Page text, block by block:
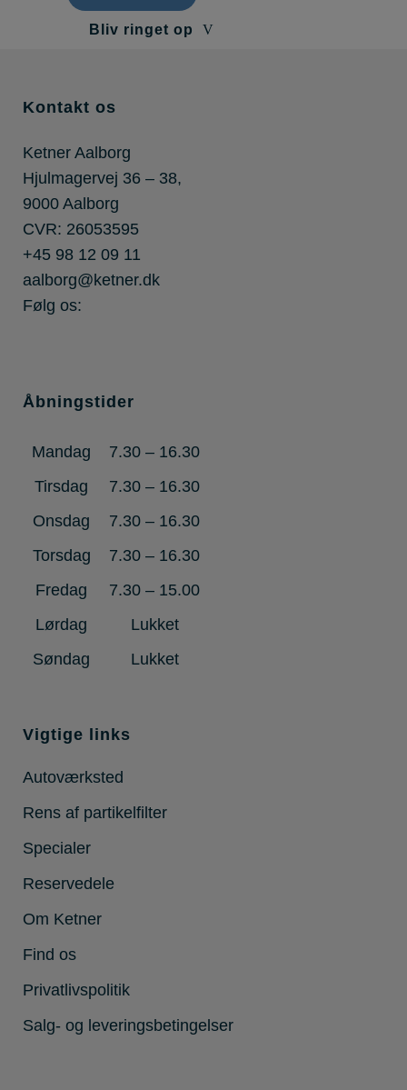
Bliv ringet op
Kontakt os
Ketner Aalborg
Hjulmagervej 36 – 38,
9000 Aalborg
CVR: 26053595
+45 98 12 09 11
aalborg@ketner.dk
Følg os:
Åbningstider
Mandag
7.30 – 16.30
Tirsdag
7.30 – 16.30
Onsdag
7.30 – 16.30
Torsdag
7.30 – 16.30
Fredag
7.30 – 15.00
Lørdag
Lukket
Søndag
Lukket
Vigtige links
Autoværksted
Rens af partikelfilter
Specialer
Reservedele
Om Ketner
Find os
Privatlivspolitik
Salg- og leveringsbetingelser